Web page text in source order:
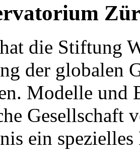
die Stiftung
der globalen
Modelle und
Gesellschaft
ein